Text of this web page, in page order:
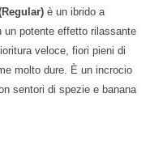
è un ibrido a
un potente effetto rilassante
veloce, fiori pieni di
molto dure. È un incrocio
sentori di spezie e banana